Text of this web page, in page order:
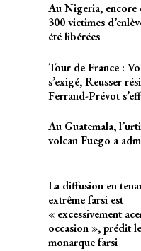
Au Nigeria, encore
300 victimes
été libérées
Tour de France :
s’exigé, Reusser
Ferrand-Prévot
Au Guatemala,
volcan Fuego a
La diffusion en
extrême farsi est
« excessivement
occasion », prédit le
monarque farsi